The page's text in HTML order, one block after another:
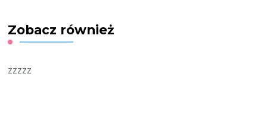
Zobacz również
zzzzz